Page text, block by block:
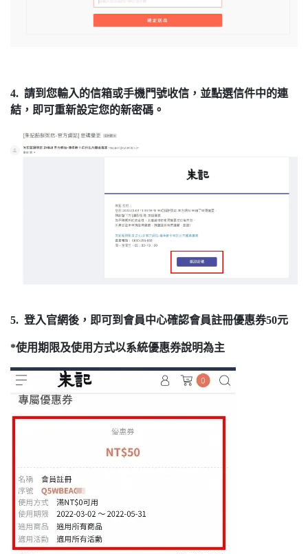
4. 請到您輸入的信箱或手機門號收信，並點選信件中的連
結，即可重新設定您的新密碼。
5. 登入官網後，即可到會員中心確認會員註冊優惠券50元
*使用期限及使用方式以系統優惠券說明為主